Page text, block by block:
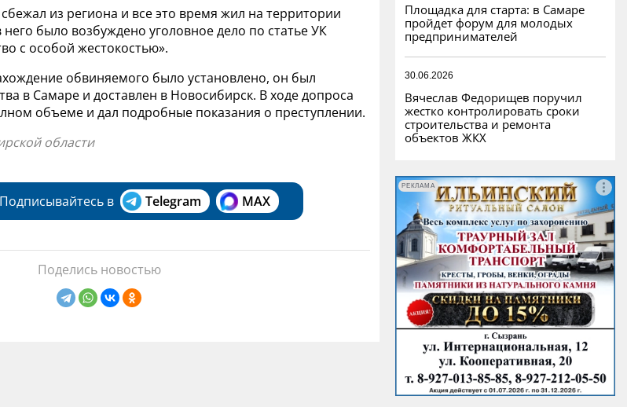
из региона и все это время жил на территории
было возбуждено уголовное дело по статье УК
с особой жестокостью».
обвиняемого было установлено, он был
в Самаре и доставлен в Новосибирск. В ходе допроса
объеме и дал подробные показания о преступлении.
области
Подписывайтесь в Telegram MAX
Поделись новостью
Площадка для старта: в Самаре
пройдет форум для молодых
предпринимателей
30.06.2026
Вячеслав Федорищев поручил
жестко контролировать сроки
строительства и ремонта
объектов ЖКХ
РЕКЛАМА